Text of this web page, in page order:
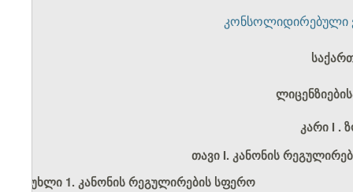
კონსოლიდირებული
კარი I .
თავი I. კანონის
მუხლი 1. კანონის რეგულირების სფერო